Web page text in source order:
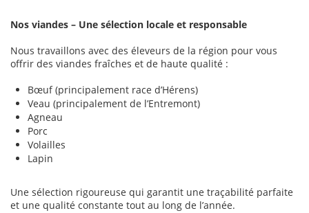
Nos viandes – Une sélection locale et responsable
Nous travaillons avec des éleveurs de la région pour vous
offrir des viandes fraîches et de haute qualité :
Bœuf (principalement race d’Hérens)
Veau (principalement de l’Entremont)
Agneau
Porc
Volailles
Lapin
Une sélection rigoureuse qui garantit une traçabilité parfaite
et une qualité constante tout au long de l’année.